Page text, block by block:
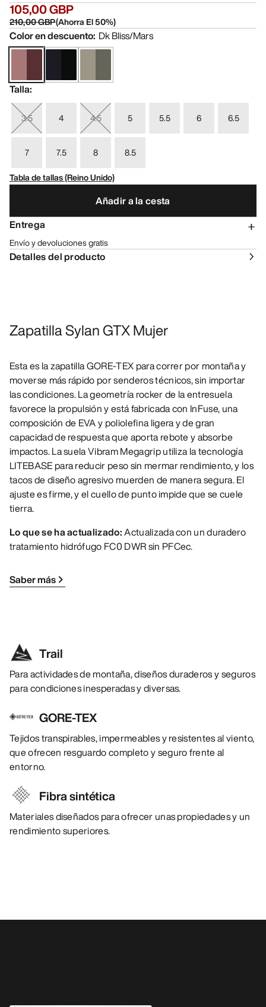
105,00 GBP
210,00 GBP(Ahorra El50%)
Color en descuento: Dk Bliss/Mars
Talla:
3.5 4 4.5 5 5.5 6 6.5
7 7.5 8
8.5
Tabla de tallas (Reino Unido)
Añadir a la cesta
Entrega
Envío y devoluciones gratis
Detalles del producto
Zapatilla Sylan GTX Mujer
Esta es la zapatilla GORE-TEX para correr por montaña y
moverse más rápido por senderos técnicos, sin importar
las condiciones. La geometría rocker de la entresuela
favorece la propulsión y está fabricada con InFuse, una
composición de EVA y poliolefina ligera y de gran
capacidad de respuesta que aporta rebote y absorbe
impactos. La suela Vibram Megagrip utiliza la tecnología
LITEBASE para reducir peso sin mermar rendimiento, y los
tacos de diseño agresivo muerden de manera segura. El
ajuste es firme, y el cuello de punto impide que se cuele
tierra.
Lo que se ha actualizado:Actualizada con un duradero
tratamiento hidrófugo FC0 DWR sin PFCec.
Saber más
Trail
Para actividades de montaña, diseños duraderos y seguros
para condiciones inesperadas y diversas.
GORE-TEX
Tejidos transpirables, impermeables y resistentes al viento,
que ofrecen resguardo completo y seguro frente al
entorno.
Fibra sintética
Materiales diseñados para ofrecer unas propiedades y un
rendimiento superiores.